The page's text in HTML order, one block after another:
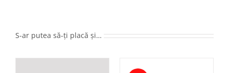
S-ar putea să-ți placă și…